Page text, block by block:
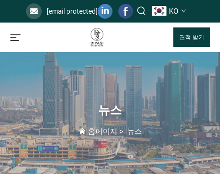
[email protected] KO
견적 받기
뉴스
홈페이지> 뉴스